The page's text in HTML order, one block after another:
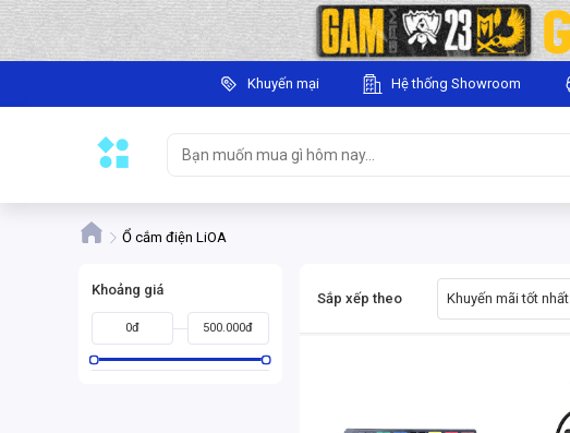
Khuyến mại Hệ thống Showroom
Ổ cắm điện LiOA
Khoảng giá
0đ 500.000đ
Sắp xếp theo Khuyến mãi tốt nhất